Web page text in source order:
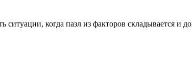
когда пазл из факторов складывается и